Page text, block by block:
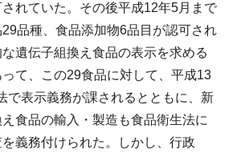
れていた。その後平成12年5月まで
品種、食品添加物6品目が認可され
遺伝子組換え食品の表示を求める
て、この29食品に対して、平成13
で表示義務が課されるとともに、新
食品の輸入・製造も食品衛生法に
義務付けられた。しかし、行政